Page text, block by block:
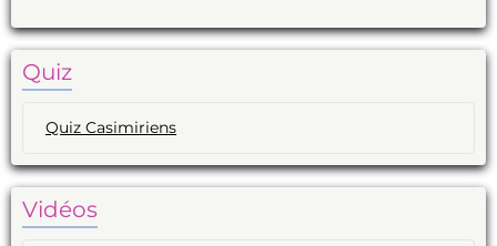
Quiz
Quiz Casimiriens
Vidéos